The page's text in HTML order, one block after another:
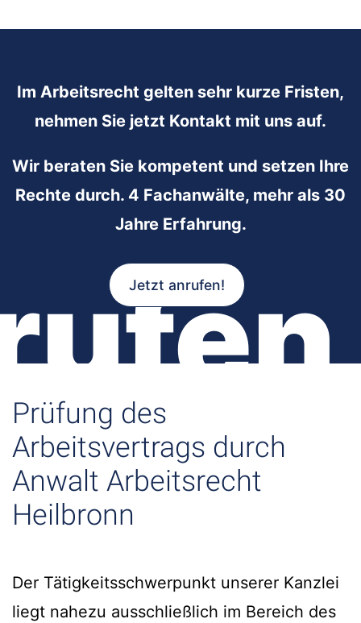
Im Arbeitsrecht gelten sehr kurze Fristen,
nehmen Sie jetzt Kontakt mit uns auf.
Wir beraten Sie kompetent und setzen Ihre
Rechte durch. 4 Fachanwälte, mehr als 30
Jahre Erfahrung.
Jetzt anrufen!
Prüfung des
Arbeitsvertrags durch
Anwalt Arbeitsrecht
Heilbronn
Der Tätigkeitsschwerpunkt unserer Kanzlei
liegt nahezu ausschließlich im Bereich des